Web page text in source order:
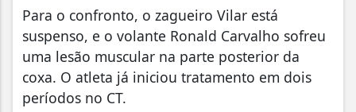
Para o confronto, o zagueiro Vilar está
suspenso, e o volante Ronald Carvalho sofreu
uma lesão muscular na parte posterior da
coxa. O atleta já iniciou tratamento em dois
períodos no CT.